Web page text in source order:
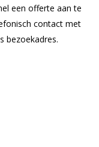
een offerte aan te
contact met
bezoekadres.